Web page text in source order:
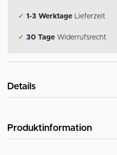
✔ 1-3 Werktage Lieferzeit
✔ 30 Tage Widerrufsrecht
Details
Produktinformation